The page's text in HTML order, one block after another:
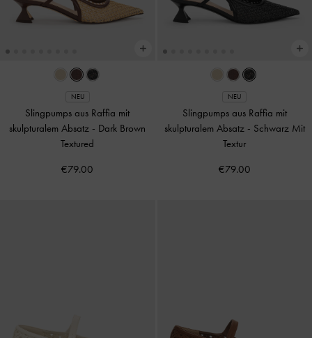
NEU
Slingpumps aus Raffia mit
skulpturalem Absatz - Dark Brown
Textured
€79.00
NEU
Slingpumps aus Raffia mit
skulpturalem Absatz - Schwarz Mit
Textur
€79.00